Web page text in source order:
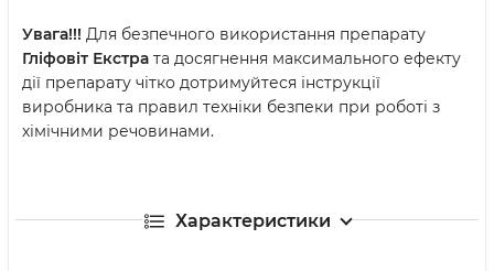
Увага!!! Для безпечного використання препарату
Гліфовіт Екстра та досягнення максимального ефекту
дії препарату чітко дотримуйтеся інструкції
виробника та правил техніки безпеки при роботі з
хімічними речовинами.
Характеристики